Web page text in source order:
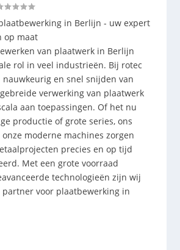
in Berlijn - uw expert
op maat
van plaatwerk in Berlijn
rol in veel industrieën. Bij rotec
nauwkeurig en snel snijden van
verwerking van plaatwerk
aan toepassingen. Of het nu
productie of grote series, ons
moderne machines zorgen
precies en op tijd
Met een grote voorraad
technologieën zijn wij
voor plaatbewerking in